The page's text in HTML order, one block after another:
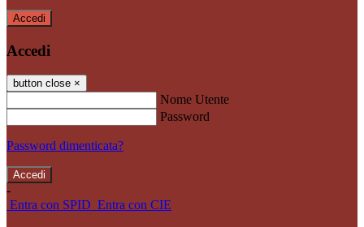
Accedi
Accedi
button close ×
Nome Utente
Password
Password dimenticata?
-
Entra con SPID Entra con CIE